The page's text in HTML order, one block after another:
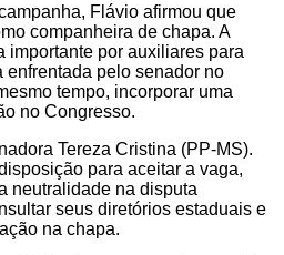
Flávio afirmou que
companheira de chapa. A
importante por auxiliares para
enfrentada pelo senador no
tempo, incorporar uma
no Congresso.
Tereza Cristina (PP-MS).
para aceitar a vaga,
neutralidade na disputa
seus diretórios estaduais e
na chapa.